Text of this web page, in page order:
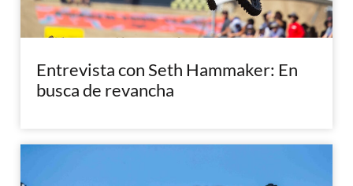
Entrevista con Seth Hammaker: En
busca de revancha